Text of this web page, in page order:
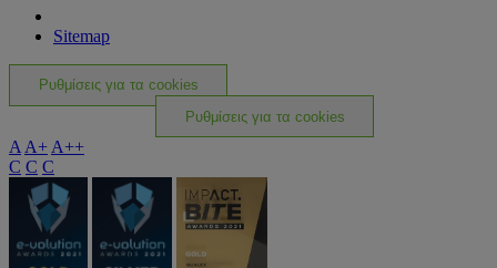
Sitemap
Ρυθμίσεις για τα cookies
Ρυθμίσεις για τα cookies
A A+ A++
C C C